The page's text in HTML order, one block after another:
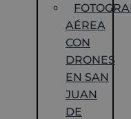
AÉREA
CON
DRONES
EN SAN
JUAN
DE